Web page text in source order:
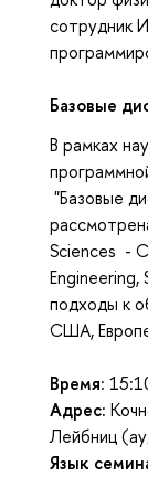
сотрудник
Базовые
В рамках
"Базовые
Sciences -
подходы к
США,
Время:
Адрес:
Лейбниц
Язык